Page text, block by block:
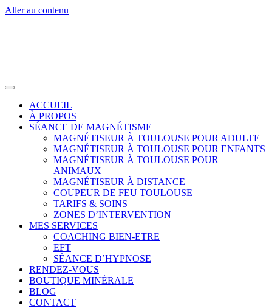
Aller au contenu
ACCUEIL
À PROPOS
SÉANCE DE MAGNÉTISME
MAGNÉTISEUR À TOULOUSE POUR ADULTE
MAGNÉTISEUR À TOULOUSE POUR ENFANTS
MAGNÉTISEUR À TOULOUSE POUR
ANIMAUX
MAGNÉTISEUR À DISTANCE
COUPEUR DE FEU TOULOUSE
TARIFS & SOINS
ZONES D’INTERVENTION
MES SERVICES
COACHING BIEN-ETRE
EFT
SÉANCE D’HYPNOSE
RENDEZ-VOUS
BOUTIQUE MINÉRALE
BLOG
CONTACT